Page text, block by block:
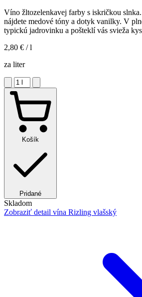
Víno žltozelenkavej farby s iskričkou
nájdete medové tóny a dotyk vanilky. V
typickú jadrovinku a pošteklí vás svieža
2,80 € / l
za liter
Košík
Pridané
Skladom
Zobraziť detail vína Rizling vlašský